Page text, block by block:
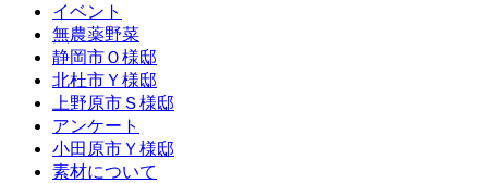
イベント
無農薬野菜
静岡市Ｏ様邸
北杜市Ｙ様邸
上野原市Ｓ様邸
アンケート
小田原市Ｙ様邸
素材について